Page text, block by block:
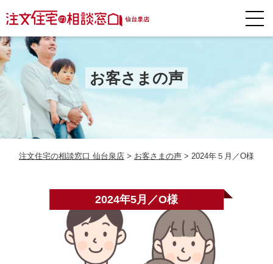
お客さまの声
注文住宅の相談窓口 仙台泉店 > お客さまの声 > 2024年５月／O様
2024年5月／O様